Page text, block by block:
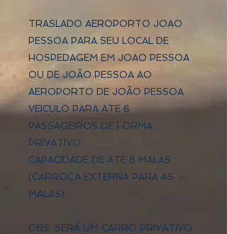
TRASLADO AEROPORTO JOAO
PESSOA PARA SEU LOCAL DE
HOSPEDAGEM EM JOAO PESSOA
OU DE JOÃO PESSOA AO
AEROPORTO DE JOÃO PESSOA
VEICULO PARA ATE 6
PASSAGEIROS DE FORMA
PRIVATIVO
CAPACIDADE DE ATE 8 MALAS
(CARROÇA EXTERNA PARA AS
MALAS)
OBS: SERÁ UM CARRO PRIVATIVO